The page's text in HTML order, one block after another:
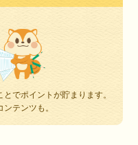
でポイントが貯まります。
テンツも。